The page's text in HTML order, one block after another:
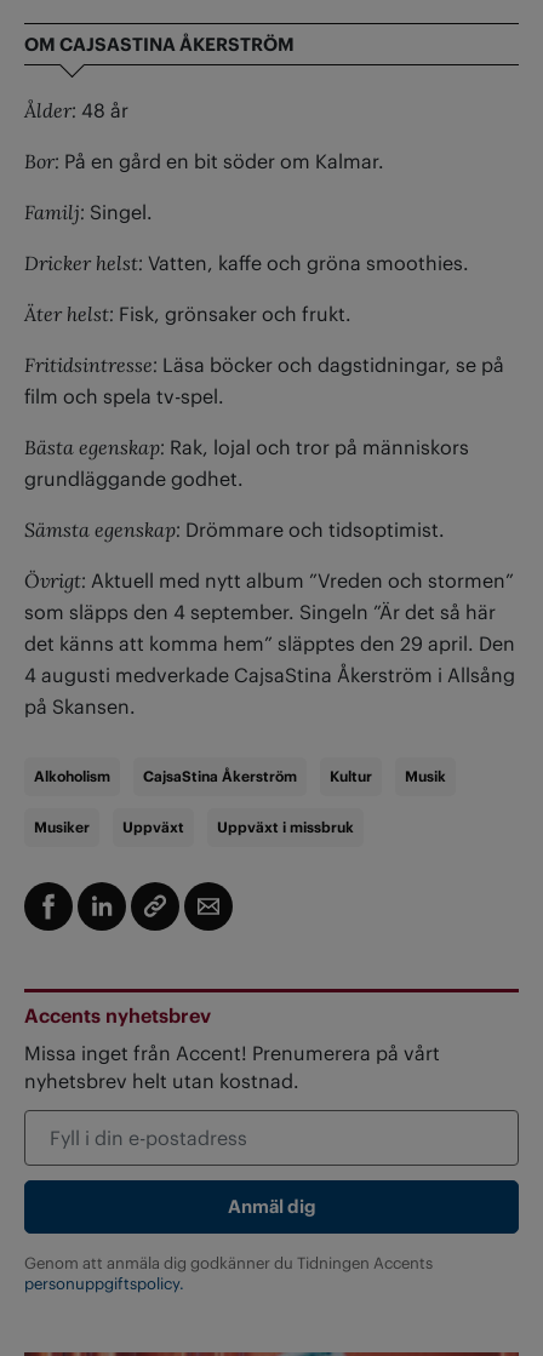
OM CAJSASTINA ÅKERSTRÖM
Ålder: 48 år
Bor: På en gård en bit söder om Kalmar.
Familj: Singel.
Dricker helst: Vatten, kaffe och gröna smoothies.
Äter helst: Fisk, grönsaker och frukt.
Fritidsintresse: Läsa böcker och dagstidningar, se på
film och spela tv-spel.
Bästa egenskap: Rak, lojal och tror på människors
grundläggande godhet.
Sämsta egenskap: Drömmare och tidsoptimist.
Övrigt: Aktuell med nytt album ”Vreden och stormen”
som släpps den 4 september. Singeln ”Är det så här
det känns att komma hem” släpptes den 29 april. Den
4 augusti medverkade CajsaStina Åkerström i Allsång
på Skansen.
Alkoholism CajsaStina Åkerström Kultur Musik
Musiker Uppväxt Uppväxt i missbruk
Accents nyhetsbrev
Missa inget från Accent! Prenumerera på vårt
nyhetsbrev helt utan kostnad.
Genom att anmäla dig godkänner du Tidningen Accents
personuppgiftspolicy.